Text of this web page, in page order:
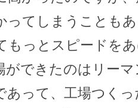
ってしまうことも
もっとスピードを
ができたのはリー
あって、工場つく